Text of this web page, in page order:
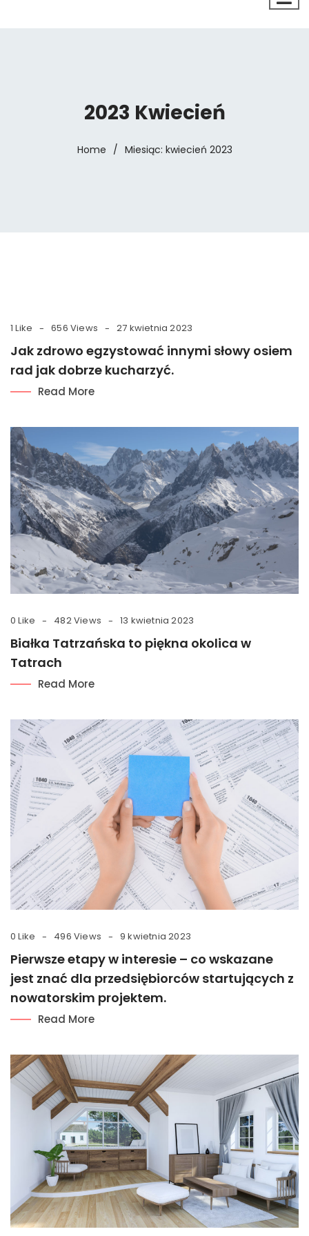
2023 Kwiecień
Home / Miesiąc: kwiecień 2023
1 Like 656 Views 27 kwietnia 2023
Jak zdrowo egzystować innymi słowy osiem
rad jak dobrze kucharzyć.
Read More
0 Like 482 Views 13 kwietnia 2023
Białka Tatrzańska to piękna okolica w
Tatrach
Read More
0 Like 496 Views 9 kwietnia 2023
Pierwsze etapy w interesie – co wskazane
jest znać dla przedsiębiorców startujących z
nowatorskim projektem.
Read More